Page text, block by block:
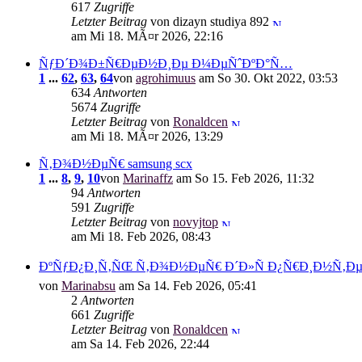
617 Zugriffe
Letzter Beitrag von dizayn studiya 892
am Mi 18. MÃ¤r 2026, 22:16
ÑƒÐ´Ð¾Ð±Ñ€ÐµÐ½Ð¸Ðµ Ð¼ÐµÑˆÐºÐ°Ñ…
1 ... 62, 63, 64von agrohimuus am So 30. Okt 2022, 03:53
634 Antworten
5674 Zugriffe
Letzter Beitrag von Ronaldcen
am Mi 18. MÃ¤r 2026, 13:29
Ñ‚Ð¾Ð½ÐµÑ€ samsung scx
1 ... 8, 9, 10von Marinaffz am So 15. Feb 2026, 11:32
94 Antworten
591 Zugriffe
Letzter Beitrag von novyjtop
am Mi 18. Feb 2026, 08:43
ÐºÑƒÐ¿Ð¸Ñ‚ÑŒ Ñ‚Ð¾Ð½ÐµÑ€ Ð´Ð»Ñ
von Marinabsu am Sa 14. Feb 2026, 05:41
2 Antworten
661 Zugriffe
Letzter Beitrag von Ronaldcen
am Sa 14. Feb 2026, 22:44